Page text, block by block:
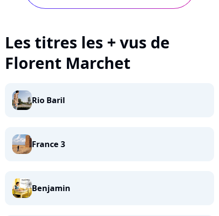
Les titres les + vus de
Florent Marchet
Rio Baril
France 3
Benjamin